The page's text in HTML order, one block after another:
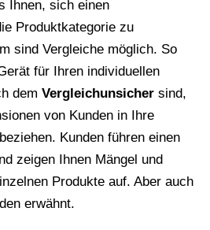
Ihnen, sich einen
Produktkategorie zu
sind Vergleiche möglich. So
für Ihren individuellen
dem Vergleichunsicher sind,
von Kunden in Ihre
Kunden führen einen
zeigen Ihnen Mängel und
Produkte auf. Aber auch
erwähnt.